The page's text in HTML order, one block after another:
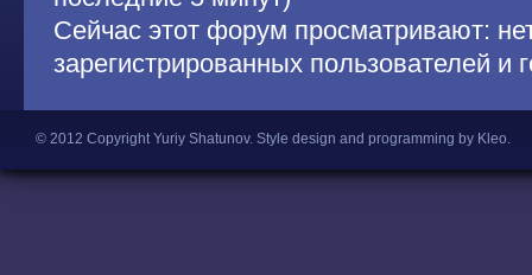
Сейчас этот форум просматривают:
зарегистрированных пользователей и
© 2012 Copyright Yuriy Shatunov. Style design and programming by Kleo.